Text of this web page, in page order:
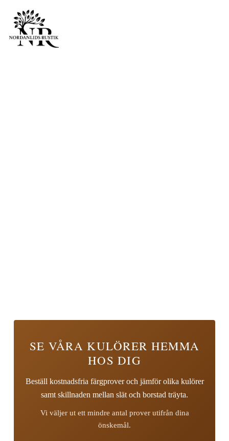
SE VÅRA KULÖRER HEMMA
HOS DIG
Beställ kostnadsfria färgprover och jämför olika kulörer
samt skillnaden mellan slät och borstad träyta.
Vi väljer ut ett mindre antal prover utifrån dina
önskemål.